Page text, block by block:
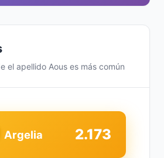
el apellido Aous es más común
Argelia 2.173